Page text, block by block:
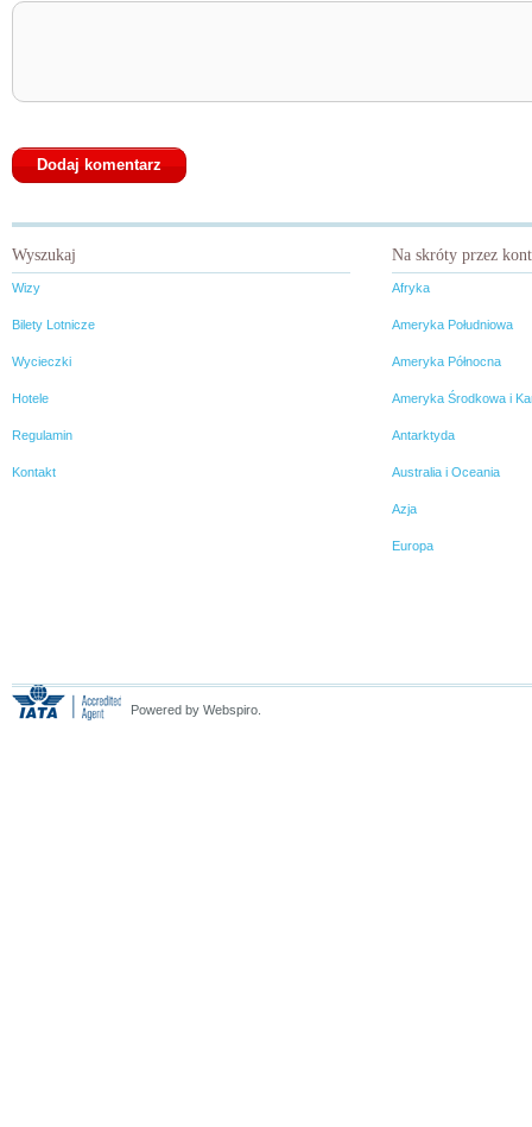
Wyszukaj
Wizy
Bilety Lotnicze
Wycieczki
Hotele
Regulamin
Kontakt
Na skróty przez
Afryka
Ameryka Południowa
Ameryka Północna
Ameryka Środkowa i
Antarktyda
Australia i Oceania
Azja
Europa
Powered by Webspiro.